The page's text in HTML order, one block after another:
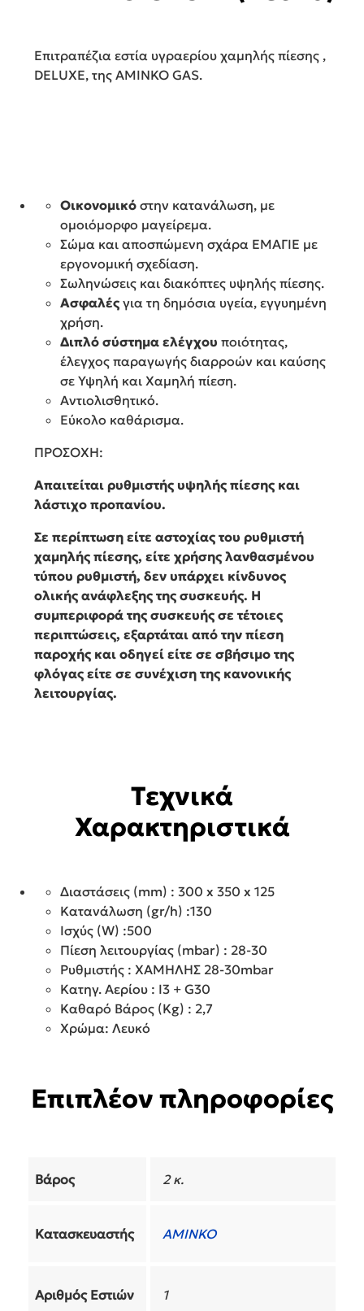
Eπιτραπέζια εστία υγραερίου χαμηλής πίεσης ,
DELUXE, της AMINKO GAS.
Οικονομικό στην κατανάλωση, με
ομοιόμορφο μαγείρεμα.
Σώμα και αποσπώμενη σχάρα ΕΜΑΓΙΕ με
εργονομική σχεδίαση.
Σωληνώσεις και διακόπτες υψηλής πίεσης.
Ασφαλές για τη δημόσια υγεία, εγγυημένη
χρήση.
Διπλό σύστημα ελέγχου ποιότητας,
έλεγχος παραγωγής διαρροών και καύσης
σε Υψηλή και Χαμηλή πίεση.
Αντιολισθητικό.
Εύκολο καθάρισμα.
ΠΡΟΣΟΧΗ:
Απαιτείται ρυθμιστής υψηλής πίεσης και
λάστιχο προπανίου.
Σε περίπτωση είτε αστοχίας του ρυθμιστή
χαμηλής πίεσης, είτε χρήσης λανθασμένου
τύπου ρυθμιστή, δεν υπάρχει κίνδυνος
ολικής ανάφλεξης της συσκευής. Η
συμπεριφορά της συσκευής σε τέτοιες
περιπτώσεις, εξαρτάται από την πίεση
παροχής και οδηγεί είτε σε σβήσιμο της
φλόγας είτε σε συνέχιση της κανονικής
λειτουργίας.
Τεχνικά
Χαρακτηριστικά
Διαστάσεις (mm) : 300 x 350 x 125
Κατανάλωση (gr/h) :130
Ισχύς (W) :500
Πίεση λειτουργίας (mbar) : 28-30
Ρυθμιστής : ΧΑΜΗΛΗΣ 28-30mbar
Κατηγ. Αερίου : I3 + G30
Καθαρό Βάρος (Kg) : 2,7
Χρώμα: Λευκό
Επιπλέον πληροφορίες
Βάρος 2 κ.
Κατασκευαστής AMINKO
Αριθμός Εστιών 1